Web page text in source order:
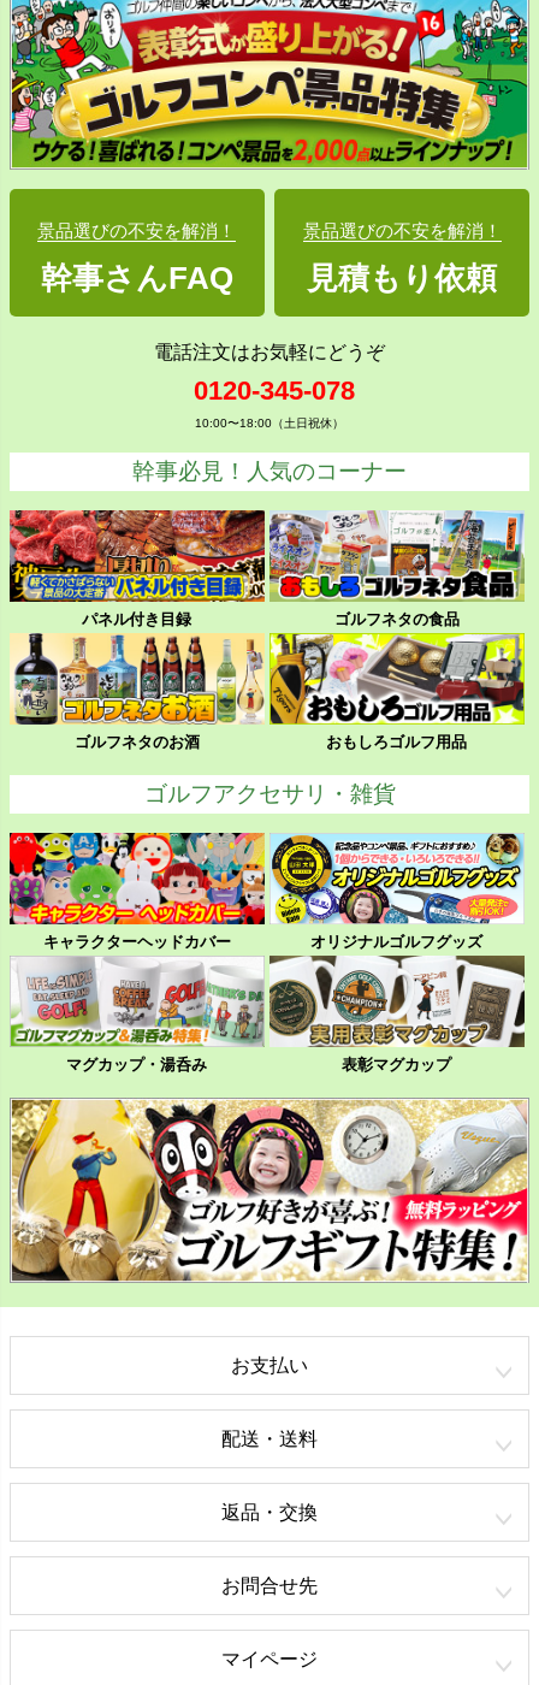
景品選びの不安を解消！
幹事さんFAQ
景品選びの不安を解消！
見積もり依頼
電話注文はお気軽にどうぞ
0120-345-078
10:00〜18:00（土日祝休）
幹事必見！人気のコーナー
パネル付き目録 ゴルフネタの食品
ゴルフネタのお酒 おもしろゴルフ用品
ゴルフアクセサリ・雑貨
キャラクターヘッドカバー オリジナルゴルフグッズ
マグカップ・湯呑み 表彰マグカップ
お支払い
配送・送料
返品・交換
お問合せ先
マイページ